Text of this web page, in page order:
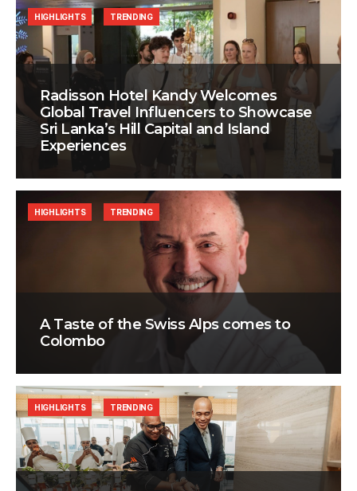
Radisson Hotel Kandy Welcomes
Global Travel Influencers to Showcase
Sri Lanka’s Hill Capital and Island
Experiences
HIGHLIGHTS TRENDING
A Taste of the Swiss Alps comes to
Colombo
HIGHLIGHTS TRENDING
HIGHLIGHTS TRENDING